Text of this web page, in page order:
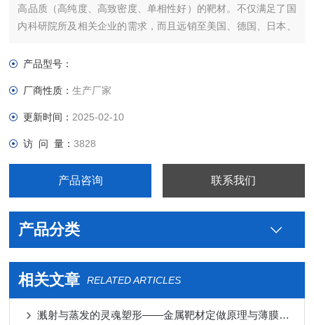
高品质（高纯度、高致密度、单相性好）的靶材。不仅满足了国
内科研院所及相关企业的需求，而且远销至美国、德国、日本、
函来电定购。
产品型号：
厂商性质：生产厂家
更新时间： 2025-02-10
访 问 量：3828
产品咨询 联系我们
产品分类
相关文章 RELATED ARTICLES
溅射与蒸发的灵魂塑形——金属靶材定做原理与薄膜沉积应用